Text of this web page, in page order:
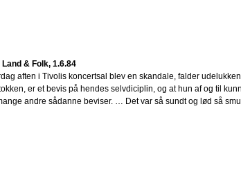
& Folk, 1.6.84
aften i Tivolis koncertsal blev en skandale, falder
er et bevis på hendes selvdiciplin, og at hun af og til
andre sådanne beviser. … Det var så sundt og lød så